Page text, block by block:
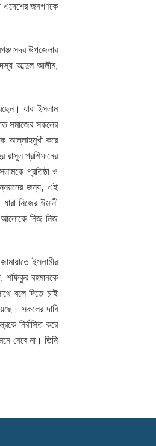
এদেশের জনগণকে
সদর উপজেলার
আব্দুল আলীম,
যারা ইসলাম
সমাজের সকলের
আল্লাহমুখী করে
প্রশিক্ষনের
প্রতিষ্ঠা ও
জন্য, এই
নিজের ঈমানী
আলোকে নিজ নিজ
ইসলামীর
শফিকুর রহমানকে
বলে দিতে চাই
সকলের দাবি
নির্বাসিত করে
নেবে না। তিনি